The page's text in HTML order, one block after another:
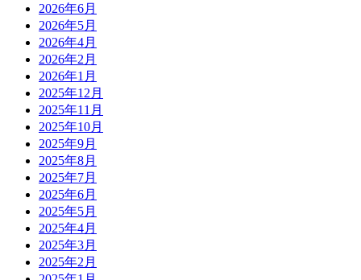
2026年6月
2026年5月
2026年4月
2026年2月
2026年1月
2025年12月
2025年11月
2025年10月
2025年9月
2025年8月
2025年7月
2025年6月
2025年5月
2025年4月
2025年3月
2025年2月